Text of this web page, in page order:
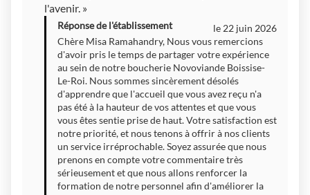
l'avenir. »
Réponse de l'établissement
le 22 juin 2026
Chère Misa Ramahandry, Nous vous remercions
d'avoir pris le temps de partager votre expérience
au sein de notre boucherie Novoviande Boissise-
Le-Roi. Nous sommes sincèrement désolés
d'apprendre que l'accueil que vous avez reçu n'a
pas été à la hauteur de vos attentes et que vous
vous êtes sentie prise de haut. Votre satisfaction est
notre priorité, et nous tenons à offrir à nos clients
un service irréprochable. Soyez assurée que nous
prenons en compte votre commentaire très
sérieusement et que nous allons renforcer la
formation de notre personnel afin d'améliorer la